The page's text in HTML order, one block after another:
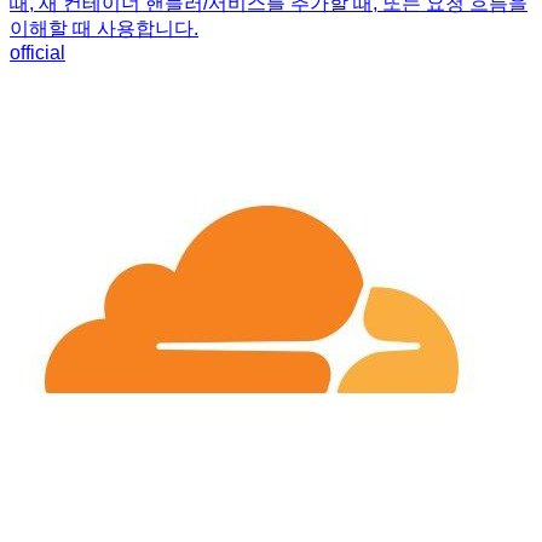
이해할 때 사용합니다.
official